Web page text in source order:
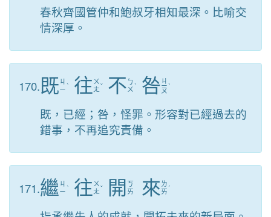
春秋齊國管仲和鮑叔牙相知最深。比喻交
情深厚。
170. 既 ㄐ
ㄧˋ 往 ㄨ
ㄤˇ 不 ㄅ
ㄨ ˋ 咎 ㄐ
ㄧ
ㄡ
ˋ
既，已經；咎，怪罪。形容對已經過去的
錯事，不再追究責備。
171.繼 ㄐ
ㄧˋ 往 ㄨ
ㄤˇ 開 ㄎ
ㄞ
來 ㄌ
ㄞ ˊ